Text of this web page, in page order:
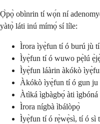
Ọ̀pọ̀ obìnrin tí wọ́n ní
yàtọ̀ láti inú mímọ́ sí líle:
Ìrora ìyẹ̀fun tí ó burú jù
Ìyẹ̀fun tí ó wuwo pẹ̀lú
Ìyẹ̀fun láàrin àkókò
Àkókò ìyẹ̀fun tí ó gun ju
Àtìká ìgbàgbọ́ àti ìgbóná
Ìrora nígbà ìbálòpọ̀
Ìyẹ̀fun tí ó rẹ̀wẹ̀sì, tí ó sì